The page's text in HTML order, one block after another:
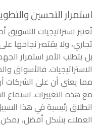
استمرار التحسين
تُعتبر استراتيجيات
تجاري، ولا يقتصر نجاحها
بل يتطلب الأمر استمرار
الاستراتيجيات. فالأسواق
مما يعني أن على الشركات
مع هذه التغييرات. استماع
انطلاق رئيسية في هذا
العملاء بشكل أفضل،